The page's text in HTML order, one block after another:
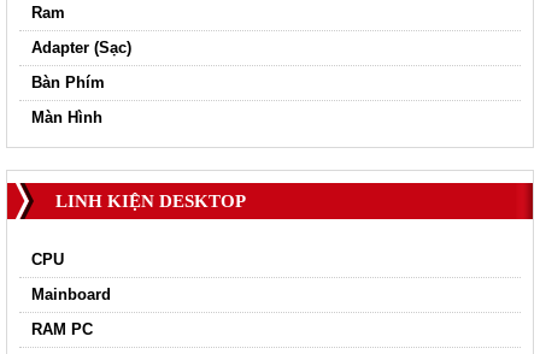
Ram
Adapter (Sạc)
Bàn Phím
Màn Hình
LINH KIỆN DESKTOP
CPU
Mainboard
RAM PC